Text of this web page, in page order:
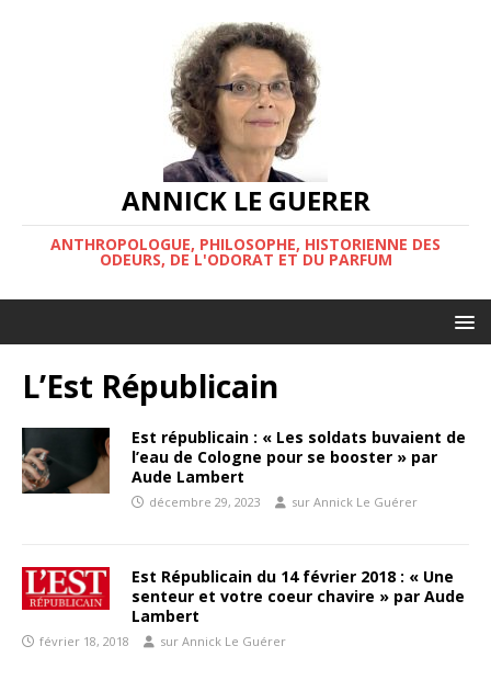
ANNICK LE GUERER
ANTHROPOLOGUE, PHILOSOPHE, HISTORIENNE DES
ODEURS, DE L'ODORAT ET DU PARFUM
L’Est Républicain
Est républicain : « Les soldats buvaient de
l’eau de Cologne pour se booster » par
Aude Lambert
décembre 29, 2023 sur Annick Le Guérer
Est Républicain du 14 février 2018 : « Une
senteur et votre coeur chavire » par Aude
Lambert
février 18, 2018 sur Annick Le Guérer